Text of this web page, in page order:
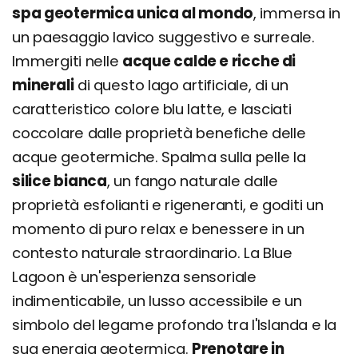
spa geotermica unica al mondo, immersa in
un paesaggio lavico suggestivo e surreale.
Immergiti nelle acque calde e ricche di
mineralidi questo lago artificiale, di un
caratteristico colore blu latte, e lasciati
coccolare dalle proprietà benefiche delle
acque geotermiche. Spalma sulla pelle la
silice bianca, un fango naturale dalle
proprietà esfolianti e rigeneranti, e goditi un
momento di puro relax e benessere in un
contesto naturale straordinario. La Blue
Lagoon è un'esperienza sensoriale
indimenticabile, un lusso accessibile e un
simbolo del legame profondo tra l'Islanda e la
sua energia geotermica. Prenotare in